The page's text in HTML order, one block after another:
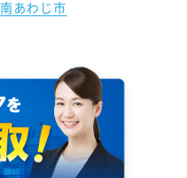
南あわじ市